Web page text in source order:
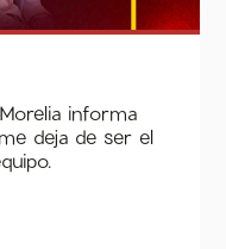
informa
deja de ser el